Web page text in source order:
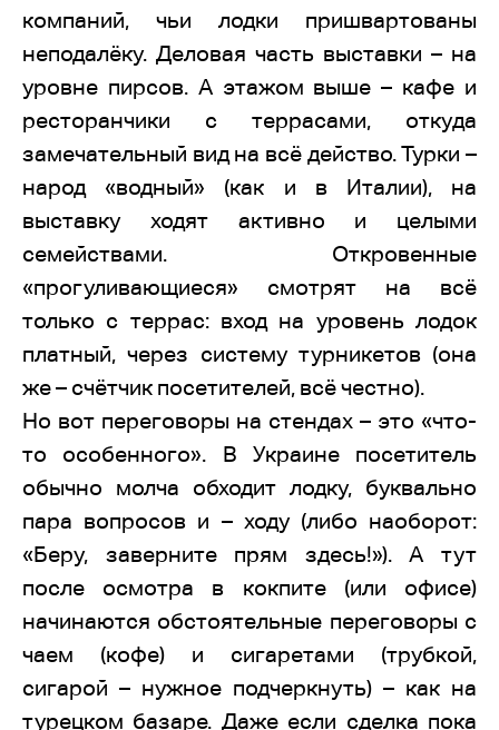
компаний, чьи лодки пришвартованы
неподалёку. Деловая часть выставки – на
уровне пирсов. А этажом выше – кафе и
ресторанчики с террасами, откуда
замечательный вид на всё действо. Турки –
народ «водный» (как и в Италии), на
выставку ходят активно и целыми
семействами. Откровенные
«прогуливающиеся» смотрят на всё
только с террас: вход на уровень лодок
платный, через систему турникетов (она
же – счётчик посетителей, всё честно).
Но вот переговоры на стендах – это «что-
то особенного». В Украине посетитель
обычно молча обходит лодку, буквально
пара вопросов и – ходу (либо наоборот:
«Беру, заверните прям здесь!»). А тут
после осмотра в кокпите (или офисе)
начинаются обстоятельные переговоры с
чаем (кофе) и сигаретами (трубкой,
сигарой – нужное подчеркнуть) – как на
турецком базаре. Даже если сделка пока